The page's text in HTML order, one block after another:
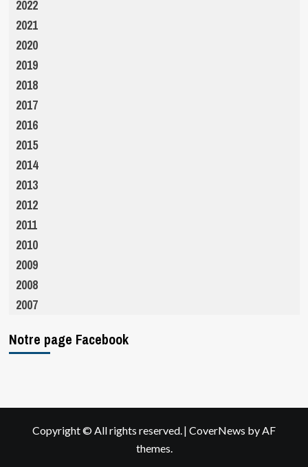
2022
2021
2020
2019
2018
2017
2016
2015
2014
2013
2012
2011
2010
2009
2008
2007
Notre page Facebook
Copyright © All rights reserved.| CoverNews by AF
themes.